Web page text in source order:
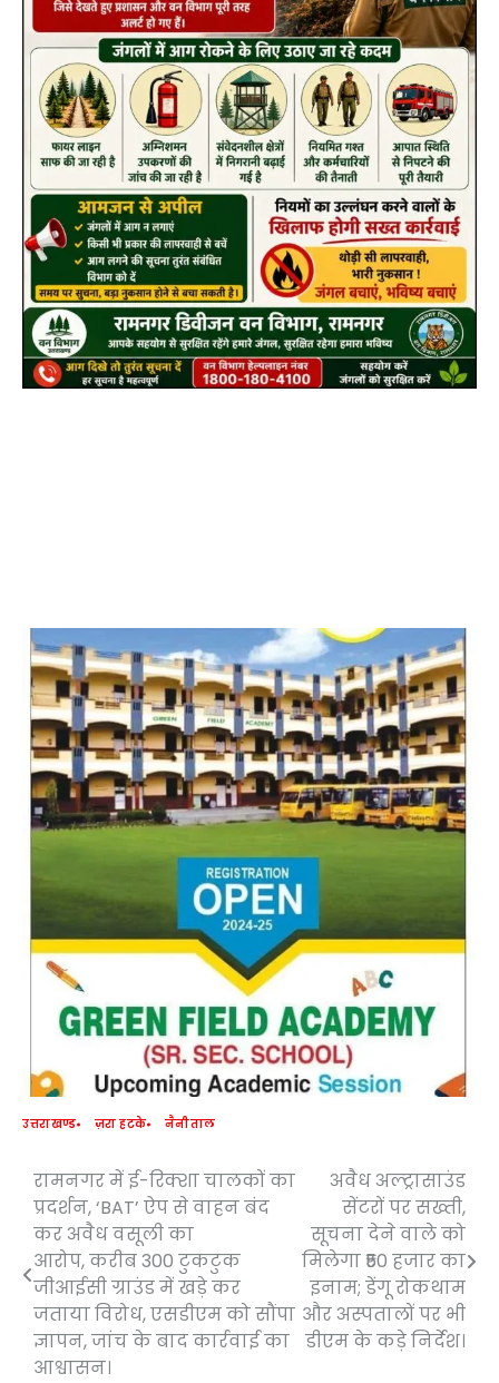
उत्तराखण्ड ज़रा हटके नैनीताल
Post
navigation
रामनगर में ई-रिक्शा चालकों का
प्रदर्शन, ‘BAT’ ऐप से वाहन बंद
कर अवैध वसूली का
आरोप, करीब 300 टुकटुक
जीआईसी ग्राउंड में खड़े कर
जताया विरोध, एसडीएम को सौंपा
ज्ञापन, जांच के बाद कार्रवाई का
आश्वासन।
अवैध अल्ट्रासाउंड
सेंटरों पर सख्ती,
सूचना देने वाले को
मिलेगा ₹50 हजार का
इनाम; डेंगू रोकथाम
और अस्पतालों पर भी
डीएम के कड़े निर्देश।